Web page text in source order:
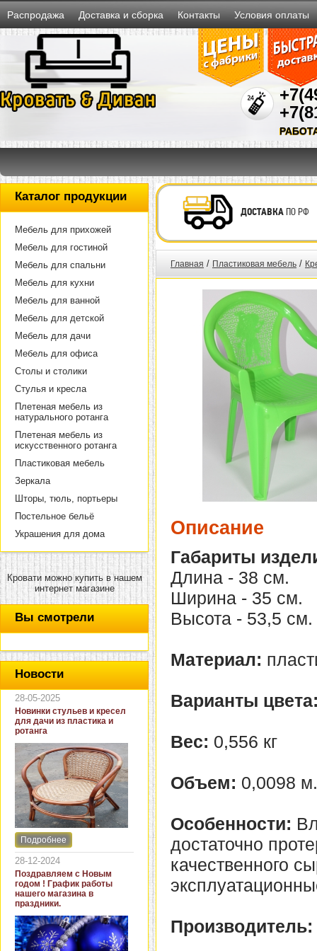
Распродажа Доставка и сборка Контакты Условия оплаты
Каталог продукции
Мебель для прихожей
Мебель для гостиной
Мебель для спальни
Мебель для кухни
Мебель для ванной
Мебель для детской
Мебель для дачи
Мебель для офиса
Столы и столики
Стулья и кресла
Плетеная мебель из
натурального ротанга
Плетеная мебель из
искусственного ротанга
Пластиковая мебель
Зеркала
Шторы, тюль, портьеры
Постельное бельё
Украшения для дома
Кровати можно купить в нашем
интернет магазине
Вы смотрели
Новости
28-05-2025
Новинки стульев и кресел
для дачи из пластика и
ротанга
Интернет-магазин "Кровать
и диван" представляет
новинки стульев и кресел
для дачи. В ассортименте
представлены как
бюджетные модели из
пластика для дачи, так и
кресла для загородных
домов из натурального и
искусственного ротанга.
Подробнее
28-12-2024
Поздравляем с Новым
годом ! График работы
нашего магазина в
праздники.
ДОСТАВКАПО РФ
Главная / Пластиковая мебель /
Описание
Габариты
Длина - 38 см.
Ширина - 35 см.
Высота - 53,5 см.
Материал:
Варианты
Вес: 0,556 кг
Объем: 0,0098
Особенности:
достаточно
качественного
Производитель: